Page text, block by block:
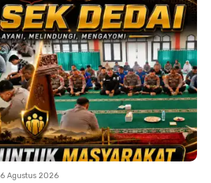
6 Agustus 2026